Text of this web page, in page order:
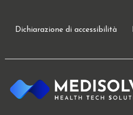
Dichiarazione di accessibilità